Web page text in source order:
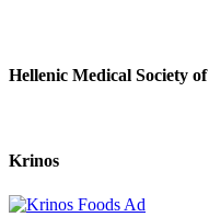
Hellenic Medical Society
Krinos